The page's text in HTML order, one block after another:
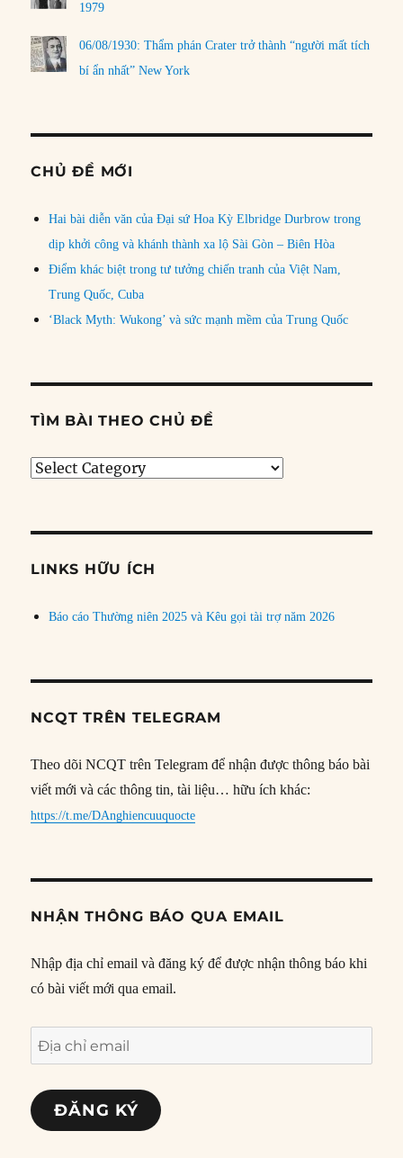
1979
06/08/1930: Thẩm phán Crater trở thành “người mất tích
bí ẩn nhất” New York
CHỦ ĐỀ MỚI
Hai bài diễn văn của Đại sứ Hoa Kỳ Elbridge Durbrow trong
dịp khởi công và khánh thành xa lộ Sài Gòn – Biên Hòa
Điểm khác biệt trong tư tưởng chiến tranh của Việt Nam,
Trung Quốc, Cuba
‘Black Myth: Wukong’ và sức mạnh mềm của Trung Quốc
TÌM BÀI THEO CHỦ ĐỀ
Tìm
đề
LINKS HỮU ÍCH
Báo cáo Thường niên 2025 và Kêu gọi tài trợ năm 2026
NCQT TRÊN TELEGRAM
Theo dõi NCQT trên Telegram để nhận được thông báo bài
viết mới và các thông tin, tài liệu… hữu ích khác:
https://t.me/DAnghiencuuquocte
NHẬN THÔNG BÁO QUA EMAIL
Nhập địa chỉ email và đăng ký để được nhận thông báo khi
có bài viết mới qua email.
Địa
chỉ
email
ĐĂNG KÝ